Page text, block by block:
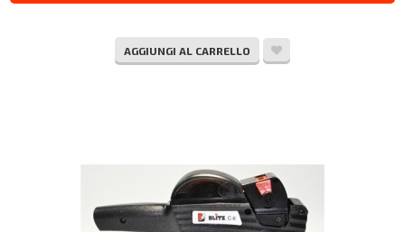
AGGIUNGI AL CARRELLO